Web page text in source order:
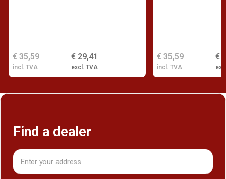
€ 29,41
excl. TVA
€ 35,59
incl. TVA
€
€ 35,59
incl. TVA
Find a dealer